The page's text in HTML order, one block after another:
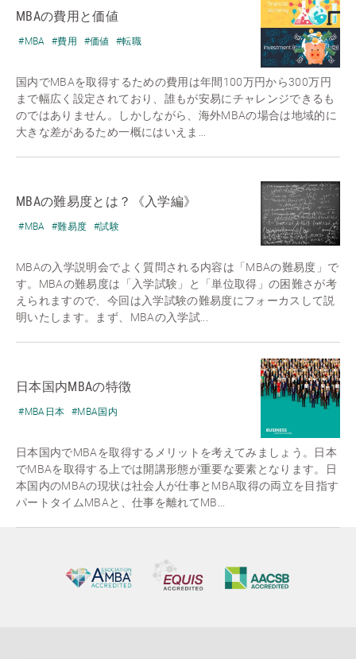
MBAの費用と価値
#MBA #費用 #価値 #転職
国内でMBAを取得するための費用は年間100万円から300万円
まで幅広く設定されており、誰もが安易にチャレンジできるも
のではありません。しかしながら、海外MBAの場合は地域的に
大きな差があるため一概にはいえま...
MBAの難易度とは？《入学編》
#MBA #難易度 #試験
MBAの入学説明会でよく質問される内容は「MBAの難易度」で
す。MBAの難易度は「入学試験」と「単位取得」の困難さが考
えられますので、今回は入学試験の難易度にフォーカスして説
明いたします。まず、MBAの入学試...
日本国内MBAの特徴
#MBA日本 #MBA国内
日本国内でMBAを取得するメリットを考えてみましょう。日本
でMBAを取得する上では開講形態が重要な要素となります。日
本国内のMBAの現状は社会人が仕事とMBA取得の両立を目指す
パートタイムMBAと、仕事を離れてMB...